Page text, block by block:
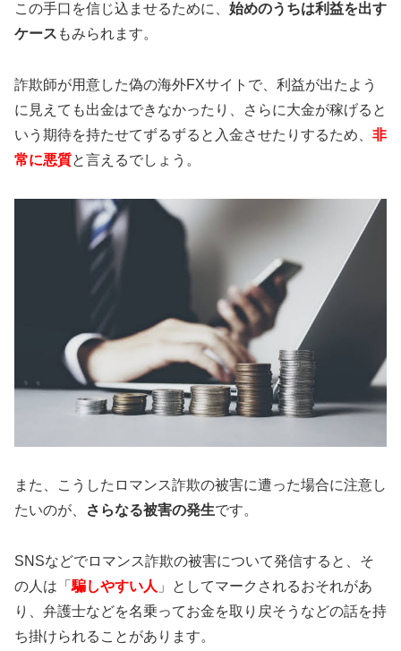
この手口を信じ込ませるために、 始めのうちは利益を出す
ケース もみられます。
詐欺師が用意した偽の海外FXサイトで、利益が出たよう
に見えても出金はできなかったり、さらに大金が稼げると
いう期待を持たせてずるずると入金させたりするため、 非
常に悪質と言えるでしょう。
また、こうしたロマンス詐欺の被害に遭った場合に注意し
たいのが、
さらなる被害の発生です。
SNSなどでロマンス詐欺の被害について発信すると、そ
の人は「騙しやすい人 」としてマークされるおそれがあ
り、弁護士などを名乗ってお金を取り戻そうなどの話を持
ち掛けられることがあります。